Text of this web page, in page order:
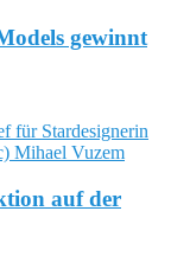
gewinnt
auf der